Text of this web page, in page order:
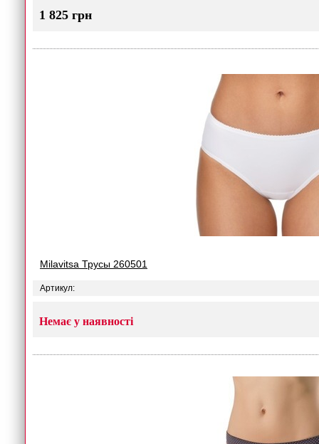
1 825 грн
Milavitsa Трусы 260501
Артикул:
Немає у наявності